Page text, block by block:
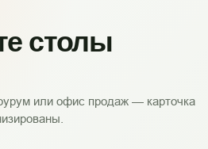
столы
или офис продаж — карточка